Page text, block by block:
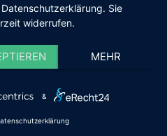
Sie
widerrufen.
MEHR
&